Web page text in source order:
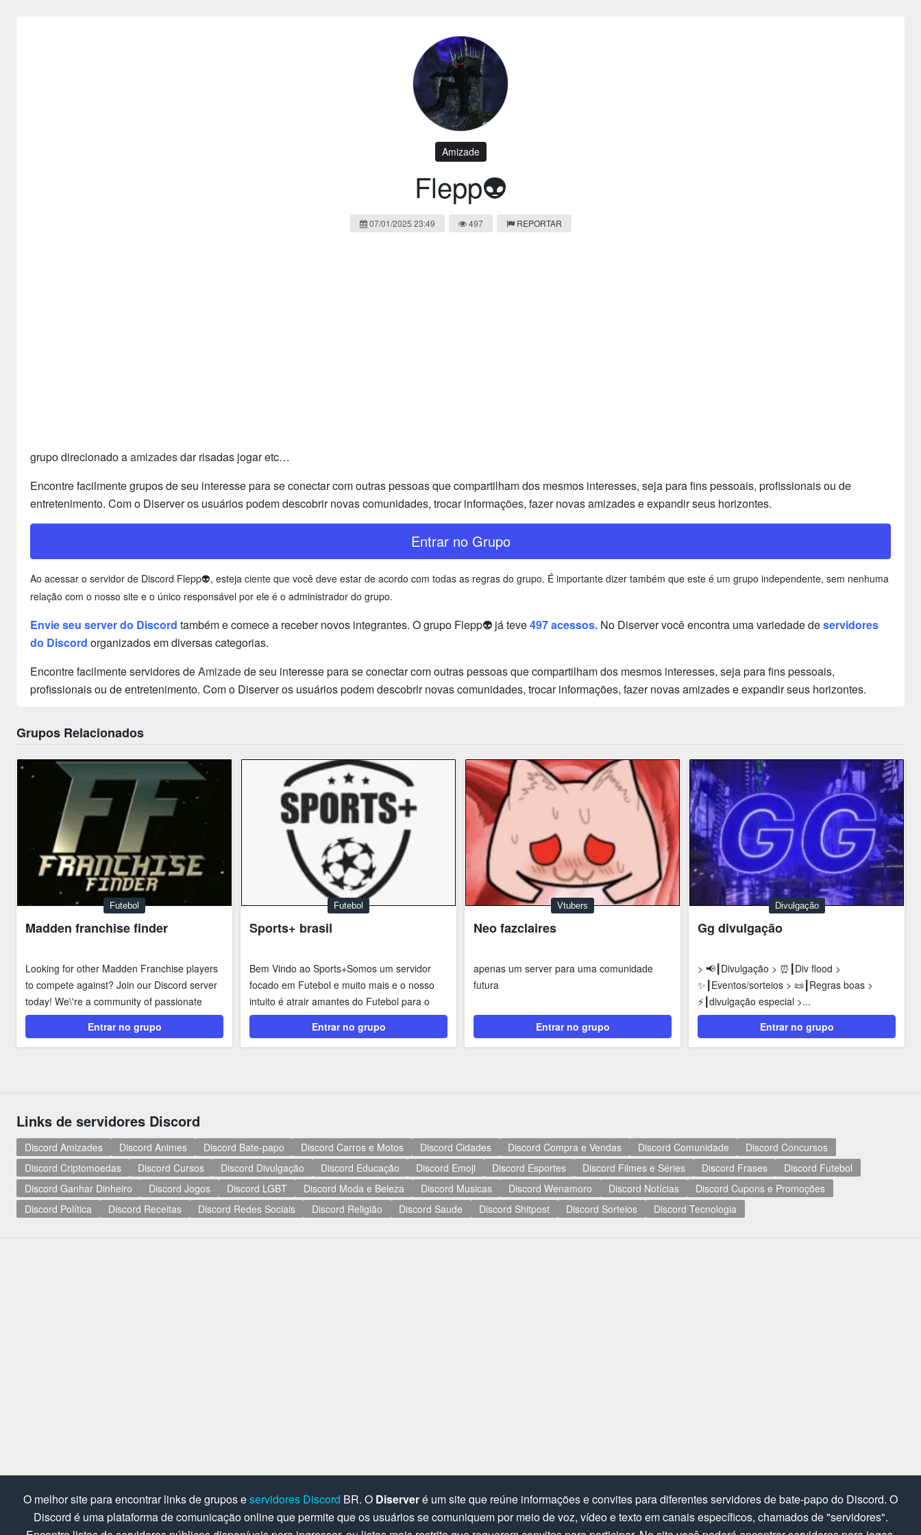
Amizade
Flepp👽
07/01/2025 23:49 497 REPORTAR
grupo direcionado aamizadesdar risadas jogar etc…
Encontre facilmente grupos de seu interesse para se conectar com outras pessoas que compartilham dos mesmos interesses, seja para fins pessoais, profissionais ou de
entretenimento. Com o Diserver os usuários podem descobrir novas comunidades, trocar informações, fazer novas amizades e expandir seus horizontes.
Entrar no Grupo
Ao acessar o servidor de Discord Flepp👽, esteja ciente que você deve estar de acordo com todas as regras do grupo. É importante dizer também que este é um grupo independente, sem nenhuma
relação com o nosso site e o único responsável por ele é o administrador do grupo.
Envie seu server do Discord também e comece a receber novos integrantes. O grupo Flepp👽 já teve497 acessos. No Diserver você encontra uma variedade deservidores
do Discord organizados em diversas categorias.
Encontre facilmente servidores deAmizadede seu interesse para se conectar com outras pessoas que compartilham dos mesmos interesses, seja para fins pessoais,
profissionais ou de entretenimento. Com o Diserver os usuários podem descobrir novas comunidades, trocar informações, fazer novas amizades e expandir seus horizontes.
Grupos Relacionados
Futebol
Madden franchise finder
Looking for other Madden Franchise players
to compete against? Join our Discord server
today! We\'re a community of passionate
Madden...
Entrar no grupo
Futebol
Sports+ brasil
Bem Vindo ao Sports+Somos um servidor
focado em Futebol e muito mais e o nosso
intuito é atrair amantes do Futebol para o
Discord ...
Entrar no grupo
Vtubers
Neo fazclaires
apenas um server para uma comunidade
futura
Entrar no grupo
Divulgação
Gg divulgação
> 📢┃Divulgação > ⏰┃Div flood >
✨┃Eventos/sorteios > 📜┃Regras boas >
⚡┃divulgação especial >...
Entrar no grupo
Links de servidores Discord
Discord Amizades Discord Animes Discord Bate-papo Discord Carros e Motos Discord Cidades Discord Compra e Vendas Discord Comunidade
Discord Concursos
Discord Criptomoedas
Discord Cursos Discord Divulgação Discord Educação Discord Emoji Discord Esportes Discord Filmes e Séries Discord Frases
Discord Futebol
Discord Ganhar Dinheiro
Discord Jogos Discord LGBT Discord Moda e Beleza Discord Musicas Discord Wenamoro Discord Notícias
Discord Cupons e Promoções
Discord Política
Discord Receitas Discord Redes Sociais Discord Religião Discord Saude Discord Shitpost Discord Sorteios Discord Tecnologia
O melhor site para encontrar links de grupos eservidores Discord BR. O Diserveré um site que reúne informações e convites para diferentes servidores de bate-papo do Discord. O
Discord é uma plataforma de comunicação online que permite que os usuários se comuniquem por meio de voz, vídeo e texto em canais específicos, chamados de "servidores".